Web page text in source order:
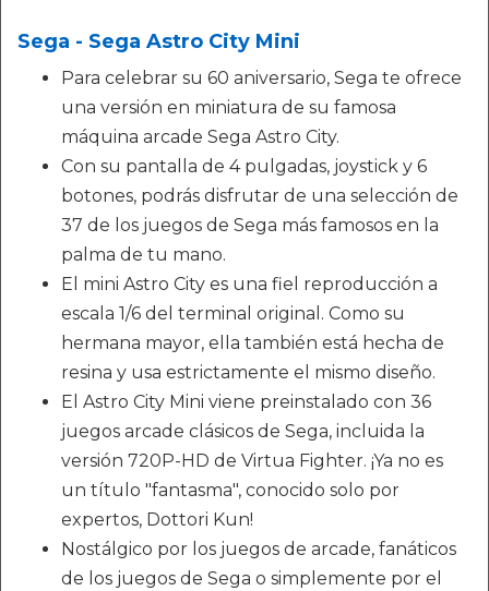
Sega - Sega Astro City Mini
Para celebrar su 60 aniversario, Sega te ofrece
una versión en miniatura de su famosa
máquina arcade Sega Astro City.
Con su pantalla de 4 pulgadas, joystick y 6
botones, podrás disfrutar de una selección de
37 de los juegos de Sega más famosos en la
palma de tu mano.
El mini Astro City es una fiel reproducción a
escala 1/6 del terminal original. Como su
hermana mayor, ella también está hecha de
resina y usa estrictamente el mismo diseño.
El Astro City Mini viene preinstalado con 36
juegos arcade clásicos de Sega, incluida la
versión 720P-HD de Virtua Fighter. ¡Ya no es
un título "fantasma", conocido solo por
expertos, Dottori Kun!
Nostálgico por los juegos de arcade, fanáticos
de los juegos de Sega o simplemente por el